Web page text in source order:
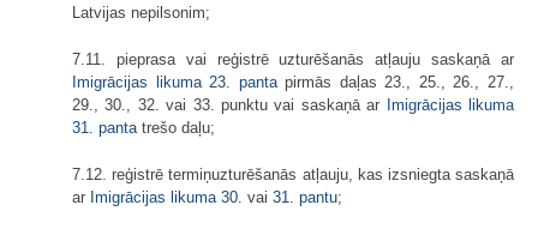
Latvijas nepilsonim;
7.11. pieprasa vai reģistrē uzturēšanās atļauju saskaņā ar
Imigrācijas likuma 23. pantapirmās daļas 23., 25., 26., 27.,
29., 30., 32. vai 33. punktu vai saskaņā ar
Imigrācijas likuma
31. panta trešo daļu;
7.12. reģistrē termiņuzturēšanās atļauju, kas izsniegta saskaņā
ar Imigrācijas likuma 30. vai 31. pantu;